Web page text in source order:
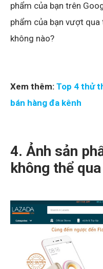
phẩm của bạn trên
phẩm của bạn vượt
không nào?
Xem thêm: Top 4 thử
bán hàng đa kênh
4. Ảnh sản
không thể